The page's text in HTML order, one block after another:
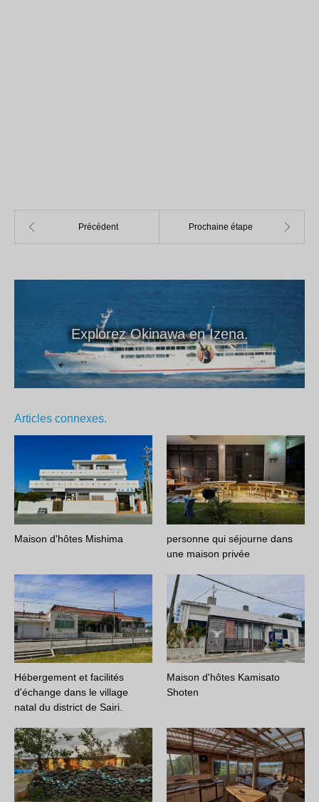
Explorez Okinawa en Izena.
Articles connexes.
Maison d'hôtes Mishima
personne qui séjourne dans
une maison privée
Hébergement et facilités
d'échange dans le village
natal du district de Sairi.
Maison d'hôtes Kamisato
Shoten